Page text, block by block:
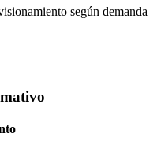
según demanda